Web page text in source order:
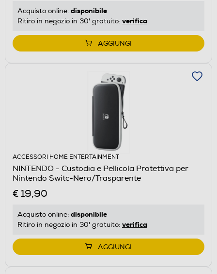
Acquisto online: disponibile
Ritiro in negozio in 30' gratuito: verifica
AGGIUNGI
ACCESSORI HOME ENTERTAINMENT
NINTENDO - Custodia e Pellicola Protettiva per
Nintendo Switc-Nero/Trasparente
€ 19,90
Acquisto online: disponibile
Ritiro in negozio in 30' gratuito: verifica
AGGIUNGI